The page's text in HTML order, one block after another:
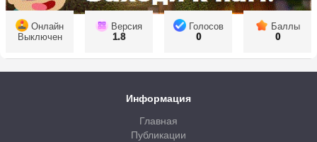
Онлайн
Выключен
Версия
1.8
Голосов
0
Баллы
0
Информация
Главная
Публикации